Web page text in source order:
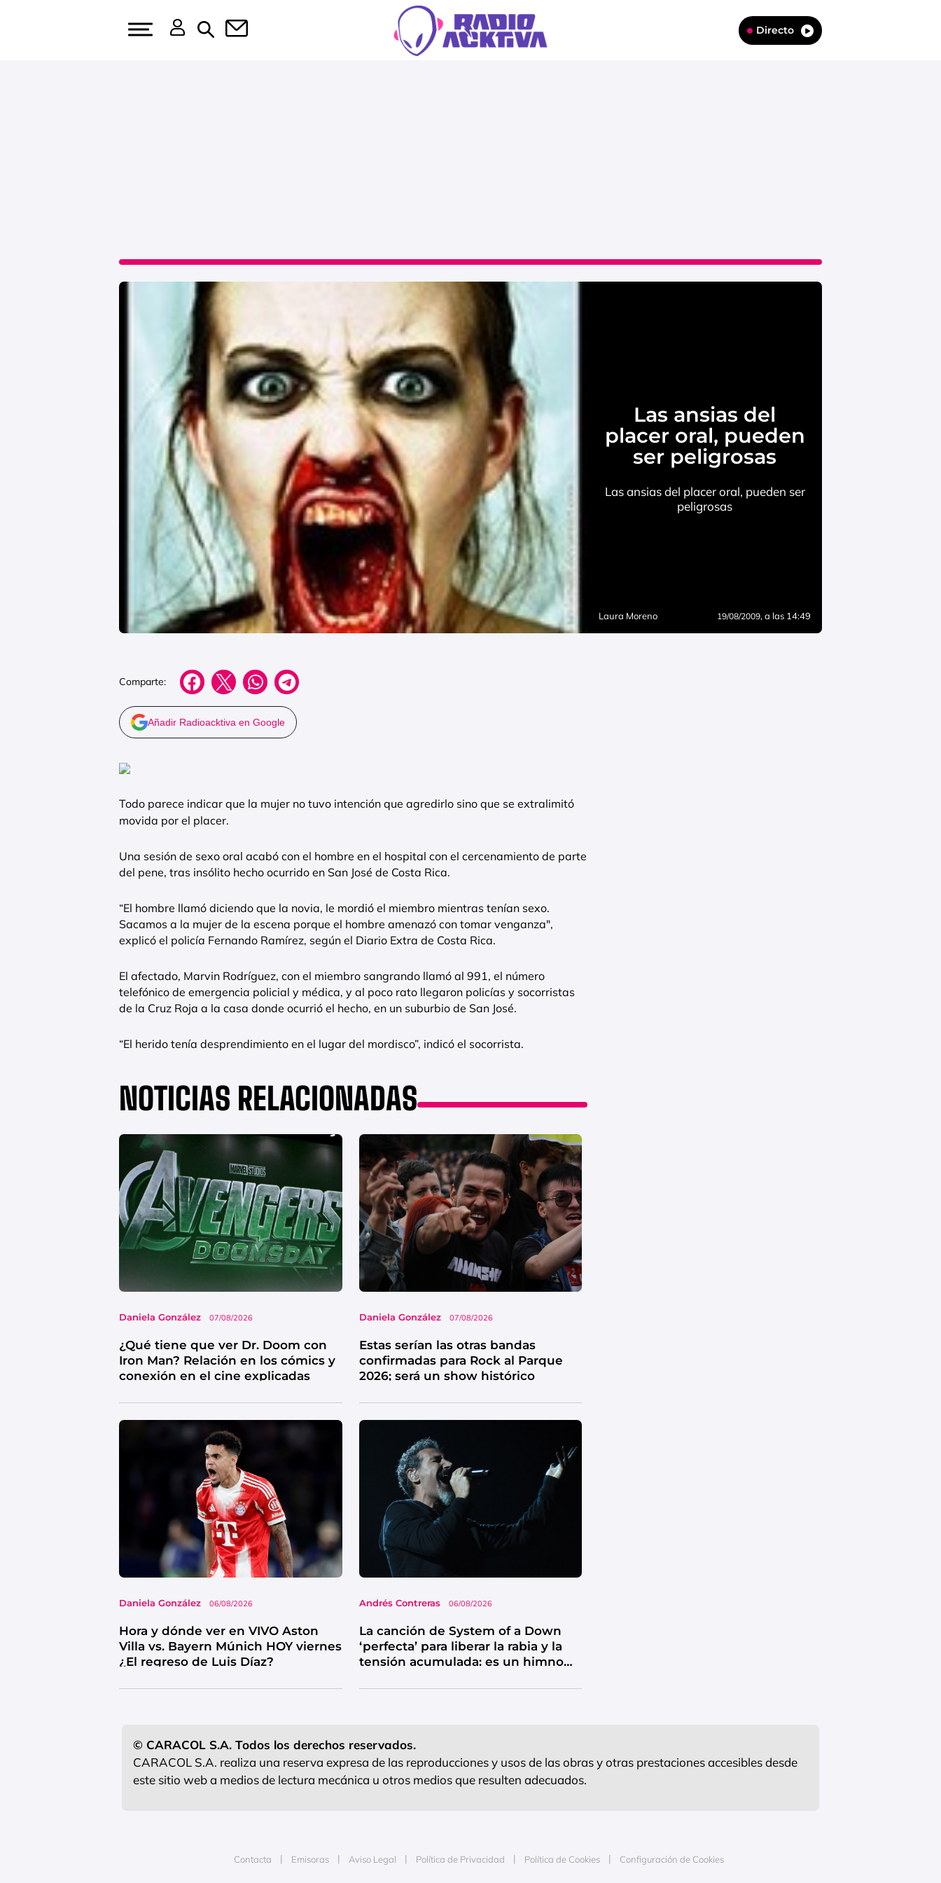
Directo
Las ansias del
placer oral, pueden
ser peligrosas
Las ansias del placer oral, pueden ser
peligrosas
Laura Moreno 19/08/2009, a las 14:49
Comparte:
Añadir Radioacktiva en Google
Todo parece indicar que la mujer no tuvo intención que agredirlo sino que se extralimitó
movida por el placer.
Una sesión de sexo oral acabó con el hombre en el hospital con el cercenamiento de parte
del pene, tras insólito hecho ocurrido en San José de Costa Rica.
“El hombre llamó diciendo que la novia, le mordió el miembro mientras tenían sexo.
Sacamos a la mujer de la escena porque el hombre amenazó con tomar venganza",
explicó el policía Fernando Ramírez, según el Diario Extra de Costa Rica.
El afectado, Marvin Rodríguez, con el miembro sangrando llamó al 991, el número
telefónico de emergencia policial y médica, y al poco rato llegaron policías y socorristas
de la Cruz Roja a la casa donde ocurrió el hecho, en un suburbio de San José.
“El herido tenía desprendimiento en el lugar del mordisco”, indicó el socorrista.
NOTICIAS RELACIONADAS
Daniela González 07/08/2026
¿Qué tiene que ver Dr. Doom con
Iron Man? Relación en los cómics y
conexión en el cine explicadas
Daniela González 07/08/2026
Estas serían las otras bandas
confirmadas para Rock al Parque
2026; será un show histórico
Daniela González 06/08/2026
Hora y dónde ver en VIVO Aston
Villa vs. Bayern Múnich HOY viernes
¿El regreso de Luis Díaz?
Andrés Contreras 06/08/2026
La canción de System of a Down
‘perfecta’ para liberar la rabia y la
tensión acumulada: es un himno
© CARACOL S.A. Todos los derechos reservados.
CARACOL S.A. realiza una reserva expresa de las reproducciones y usos de las obras y otras prestaciones accesibles desde
este sitio web a medios de lectura mecánica u otros medios que resulten adecuados.
Contacta Emisoras Aviso Legal Política de Privacidad Política de Cookies Configuración de Cookies